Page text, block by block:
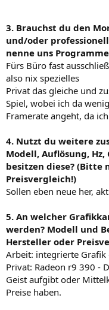
3. Brauchst du den
und/oder
nenne uns
Fürs Büro fast
also nix spezielles
Privat das gleiche und
Spiel, wobei ich da
Framerate angeht, da
4. Nutzt du weitere
Modell, Auflösung, Hz,
besitzen diese? (Bitte
Preisvergleich!)
Sollen eben neue her,
5. An welcher
werden? Modell und
Hersteller oder
Arbeit: integrierte Grafik
Privat: Radeon r9 390 -
Geist aufgibt oder
Preise haben.